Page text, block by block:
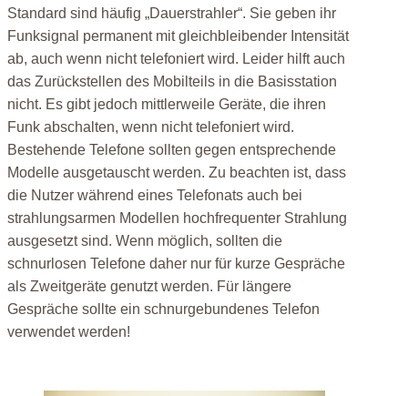
Standard sind häufig „Dauerstrahler“. Sie geben ihr
Funksignal permanent mit gleichbleibender Intensität
ab, auch wenn nicht telefoniert wird. Leider hilft auch
das Zurückstellen des Mobilteils in die Basisstation
nicht. Es gibt jedoch mittlerweile Geräte, die ihren
Funk abschalten, wenn nicht telefoniert wird.
Bestehende Telefone sollten gegen entsprechende
Modelle ausgetauscht werden. Zu beachten ist, dass
die Nutzer während eines Telefonats auch bei
strahlungsarmen Modellen hochfrequenter Strahlung
ausgesetzt sind. Wenn möglich, sollten die
schnurlosen Telefone daher nur für kurze Gespräche
als Zweitgeräte genutzt werden. Für längere
Gespräche sollte ein schnurgebundenes Telefon
verwendet werden!